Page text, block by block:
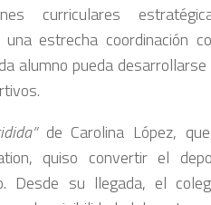
curriculares
una estrecha coordinación
alumno pueda
de Carolina López,
quiso convertir el
Desde su llegada, el